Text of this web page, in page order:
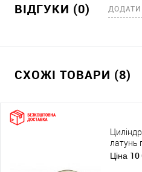
ВІДГУКИ (0) ДОДАТИ
СХОЖІ ТОВАРИ (8)
латунь
Ціна 10